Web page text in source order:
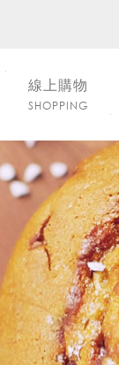
線上購物
SHOPPING